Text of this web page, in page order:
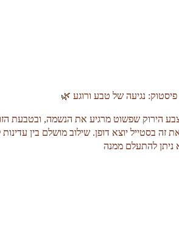
נגיעה של טבע ורוגע 🌿
הירוק שפשוט מרגיע את הנשמה, ובטבעת
זה בסטייל יוצא דופן. שילוב מושלם בין עדינות
ניתן להתעלם ממנה